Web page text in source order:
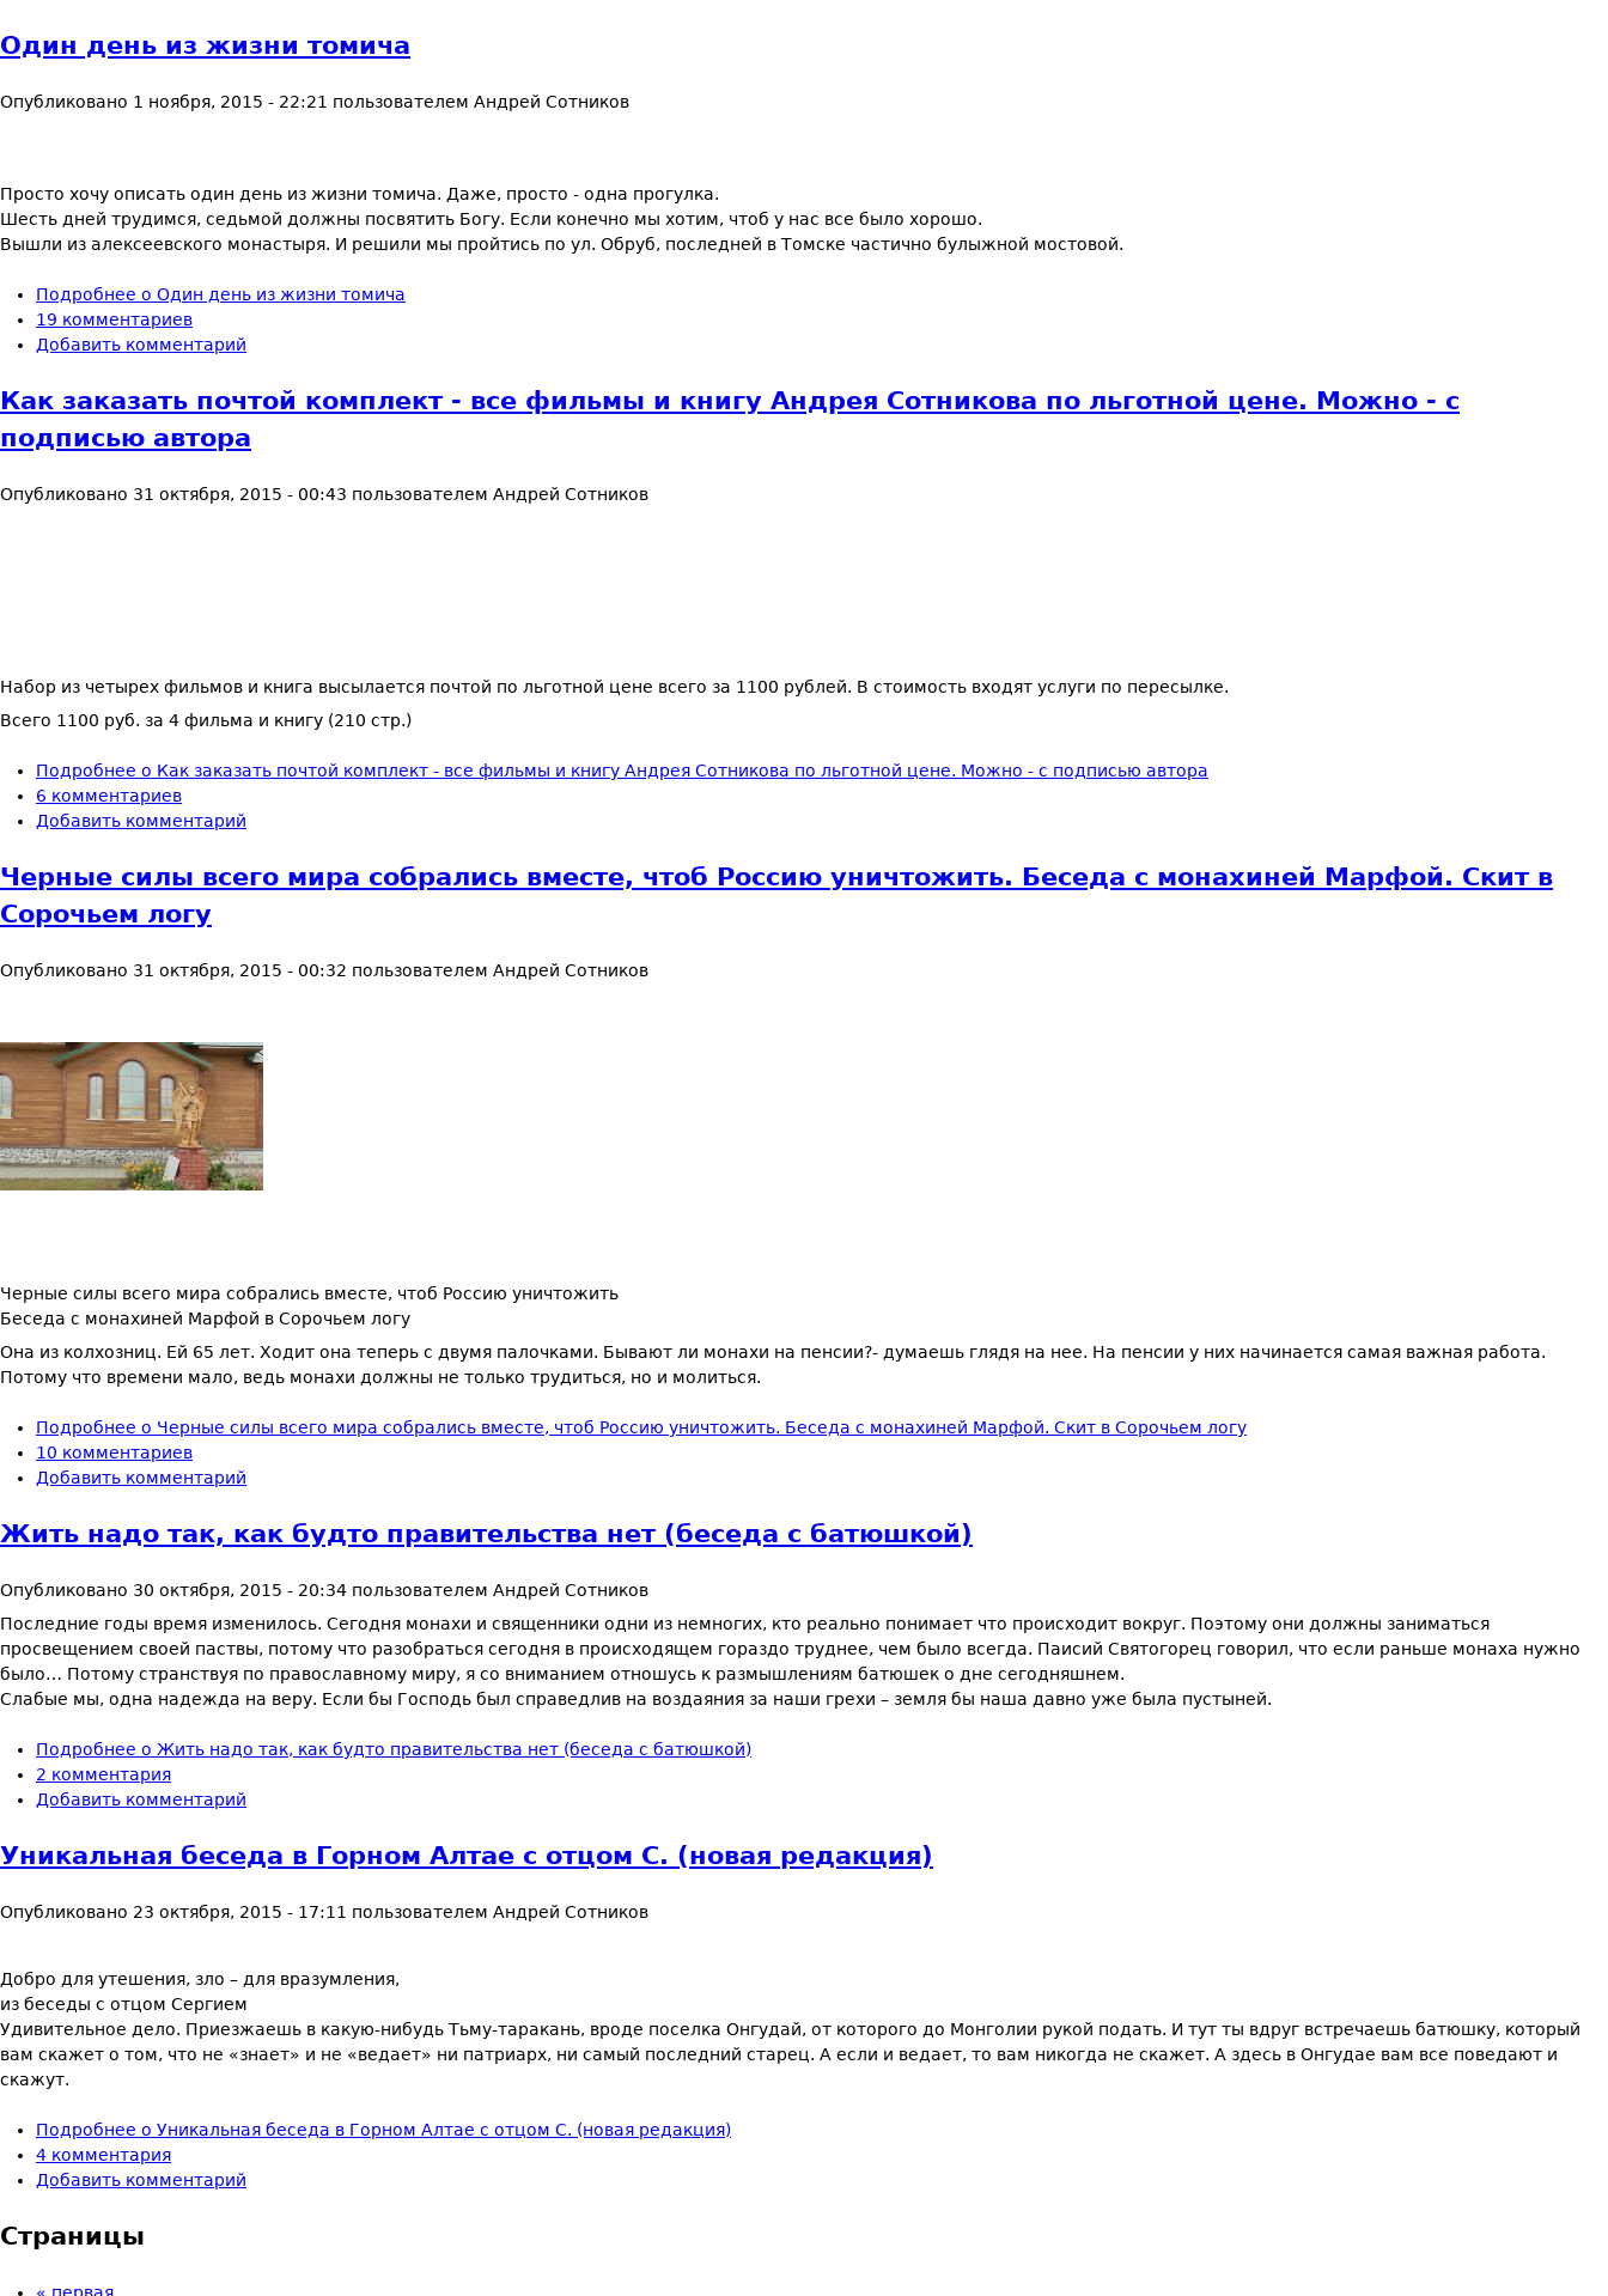
Один день из жизни томича
Опубликовано 1 ноября, 2015 - 22:21 пользователем Андрей Сотников
Просто хочу описать один день из жизни томича. Даже, просто - одна прогулка.
Шесть дней трудимся, седьмой должны посвятить Богу. Если конечно мы хотим, чтоб у нас все было хорошо.
Вышли из алексеевского монастыря. И решили мы пройтись по ул. Обруб, последней в Томске частично булыжной мостовой.
Подробнее о Один день из жизни томича
19 комментариев
Добавить комментарий
Как заказать почтой комплект - все фильмы и книгу Андрея Сотникова по льготной цене. Можно - с
подписью автора
Опубликовано 31 октября, 2015 - 00:43 пользователем Андрей Сотников
Набор из четырех фильмов и книга высылается почтой по льготной цене всего за 1100 рублей. В стоимость входят услуги по пересылке.
Всего 1100 руб. за 4 фильма и книгу (210 стр.)
Подробнее о Как заказать почтой комплект - все фильмы и книгу Андрея Сотникова по льготной цене. Можно - с подписью автора
6 комментариев
Добавить комментарий
Черные силы всего мира собрались вместе, чтоб Россию уничтожить. Беседа с монахиней Марфой. Скит в
Сорочьем логу
Опубликовано 31 октября, 2015 - 00:32 пользователем Андрей Сотников
Черные силы всего мира собрались вместе, чтоб Россию уничтожить
Беседа с монахиней Марфой в Сорочьем логу
Она из колхозниц. Ей 65 лет. Ходит она теперь с двумя палочками. Бывают ли монахи на пенсии?- думаешь глядя на нее. На пенсии у них начинается самая важная работа.
Потому что времени мало, ведь монахи должны не только трудиться, но и молиться.
Подробнее о Черные силы всего мира собрались вместе, чтоб Россию уничтожить. Беседа с монахиней Марфой. Скит в Сорочьем логу
10 комментариев
Добавить комментарий
Жить надо так, как будто правительства нет (беседа с батюшкой)
Опубликовано 30 октября, 2015 - 20:34 пользователем Андрей Сотников
Последние годы время изменилось. Сегодня монахи и священники одни из немногих, кто реально понимает что происходит вокруг. Поэтому они должны заниматься
просвещением своей паствы, потому что разобраться сегодня в происходящем гораздо труднее, чем было всегда. Паисий Святогорец говорил, что если раньше монаха нужно
было… Потому странствуя по православному миру, я со вниманием отношусь к размышлениям батюшек о дне сегодняшнем.
Слабые мы, одна надежда на веру. Если бы Господь был справедлив на воздаяния за наши грехи – земля бы наша давно уже была пустыней.
Подробнее о Жить надо так, как будто правительства нет (беседа с батюшкой)
2 комментария
Добавить комментарий
Уникальная беседа в Горном Алтае с отцом С. (новая редакция)
Опубликовано 23 октября, 2015 - 17:11 пользователем Андрей Сотников
Добро для утешения, зло – для вразумления,
из беседы с отцом Сергием
Удивительное дело. Приезжаешь в какую-нибудь Тьму-таракань, вроде поселка Онгудай, от которого до Монголии рукой подать. И тут ты вдруг встречаешь батюшку, который
вам скажет о том, что не «знает» и не «ведает» ни патриарх, ни самый последний старец. А если и ведает, то вам никогда не скажет. А здесь в Онгудае вам все поведают и
скажут.
Подробнее о Уникальная беседа в Горном Алтае с отцом С. (новая редакция)
4 комментария
Добавить комментарий
Страницы